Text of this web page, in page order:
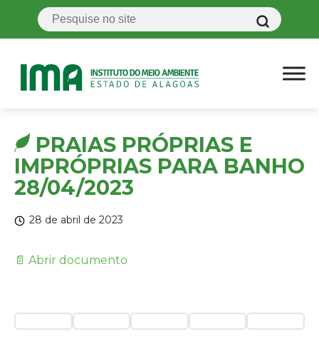
PRAIAS PRÓPRIAS E
IMPRÓPRIAS PARA BANHO
28/04/2023
28 de abril de 2023
📄 Abrir documento